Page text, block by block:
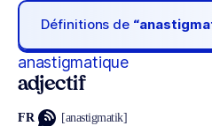
Définitions de
anastigmatique
adjectif
FR [anastigmatik]